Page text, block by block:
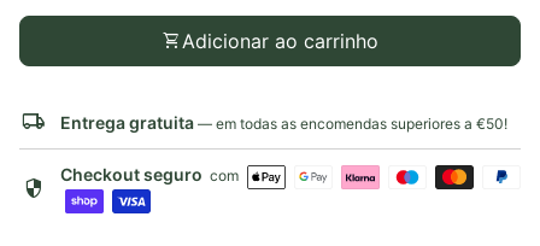
shopping_cartAdicionar ao carrinho
local_shipping Entrega gratuita — em todas as encomendas superiores a €50!
security Checkout seguro com